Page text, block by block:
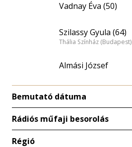
Vadnay Éva (50)
Szilassy Gyula (64)
Thália Színház (Budapest)
Almási József
Bemutató dátuma
Rádiós műfaji besorolás
Régió